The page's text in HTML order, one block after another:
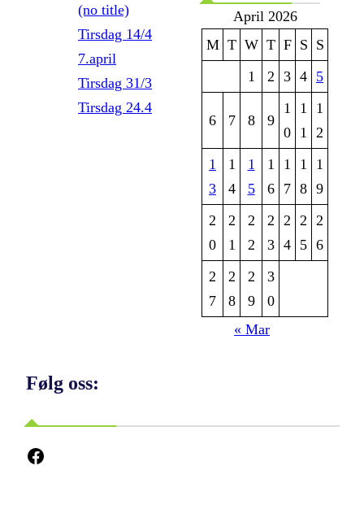
(no title)
Tirsdag 14/4
7.april
Tirsdag 31/3
Tirsdag 24.4
April 2026
M T W T F S S
1
2 3 4 5
6 7 8 9
1
0
1
1
1
2
1
3
1
4
1
5
1
6
1
7
1
8
1
9
2
0
2
1
2
2
2
3
2
4
2
5
2
6
2
7
2
8
2
9
3
0
« Mar
Følg oss:
Facebook